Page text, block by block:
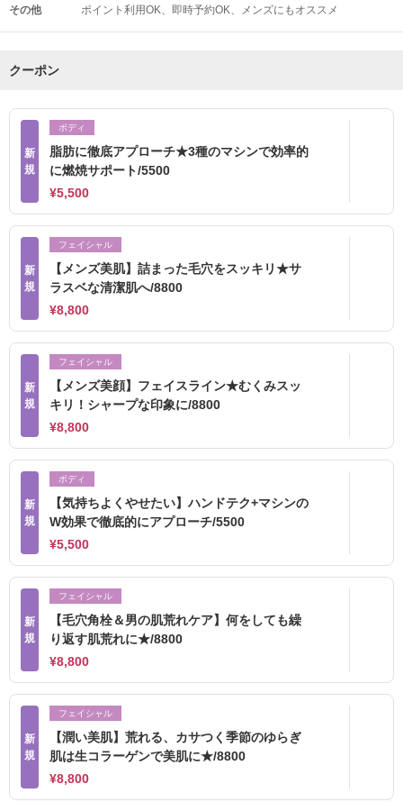
その他 ポイント利用OK 即時予約OK メンズにもオススメ
クーポン
新
規
ボディ
脂肪に徹底アプローチ★3種のマシンで効率的
に燃焼サポート/5500
¥5,500
新
規
フェイシャル
【メンズ美肌】詰まった毛穴をスッキリ★サ
ラスベな清潔肌へ/8800
¥8,800
新
規
フェイシャル
【メンズ美顔】フェイスライン★むくみスッ
キリ！シャープな印象に/8800
¥8,800
新
規
ボディ
【気持ちよくやせたい】ハンドテク+マシンの
W効果で徹底的にアプローチ/5500
¥5,500
新
規
フェイシャル
【毛穴角栓＆男の肌荒れケア】何をしても繰
り返す肌荒れに★/8800
¥8,800
新
規
フェイシャル
【潤い美肌】荒れる、カサつく季節のゆらぎ
肌は生コラーゲンで美肌に★/8800
¥8,800